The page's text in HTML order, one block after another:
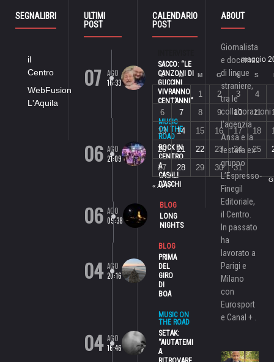
SEGNALIBRI
il
Centro
WebFusion
L'Aquila
ULTIMI
POST
07
AGO
16:33
SACCO: “LE
CANZONI DI
GUCCINI
VIVRANNO
CENT’ANNI”
06 AGO
21:09
MUSIC
ON THE
ROAD
ROCK IN
CENTRO
A
CASALI
D’ASCHI
06 AGO
09:38
BLOG
LONG
NIGHTS
04 AGO
20:16
BLOG
PRIMA
DEL
GIRO
DI
BOA
04 AGO
16:46
MUSIC ON
THE ROAD
SETAK:
“AIUTATEMI
A
CALENDARIO
POST
maggio
L M M G V S
« APR
1 2 3 4
6
7 8 9 10 11
13
14 15 16 17 18
20
21 22 23 24 25
27
28 29 30 31
ABOUT
Giornalista
e docente
di lingue
straniere,
tra le
collaborazioni
l’agenzia
Ansa e la
testata ex
gruppo
L’Espresso-
Finegil
Editoriale,
il Centro.
In passato
ha
lavorato a
Parigi e
Milano
con
Eurosport
e Canal + .